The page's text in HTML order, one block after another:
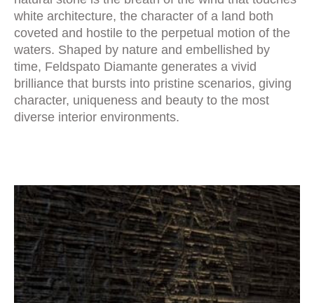
white architecture, the character of a land both
coveted and hostile to the perpetual motion of the
waters. Shaped by nature and embellished by
time, Feldspato Diamante generates a vivid
brilliance that bursts into pristine scenarios, giving
character, uniqueness and beauty to the most
diverse interior environments.